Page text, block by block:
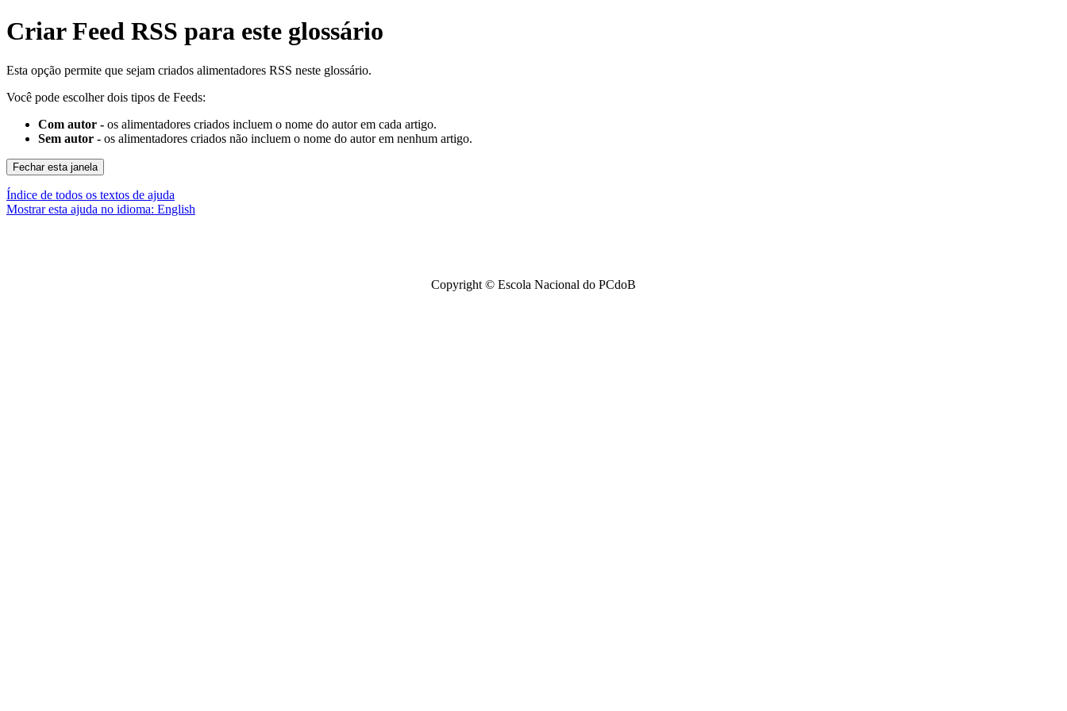
Criar Feed RSS para este glossário
Esta opção permite que sejam criados alimentadores RSS neste glossário.
Você pode escolher dois tipos de Feeds:
Com autor - os alimentadores criados incluem o nome do autor em cada artigo.
Sem autor - os alimentadores criados não incluem o nome do autor em nenhum artigo.
Índice de todos os textos de ajuda
Mostrar esta ajuda no idioma: English
Copyright © Escola Nacional do PCdoB